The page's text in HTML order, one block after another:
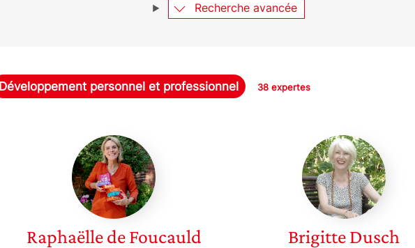
Recherche avancée
Développement personnel et professionnel 38 expertes
Raphaëlle
de
Foucauld
Raphaëlle de Foucauld
Brigitte
Dusch
BrigitteDusch